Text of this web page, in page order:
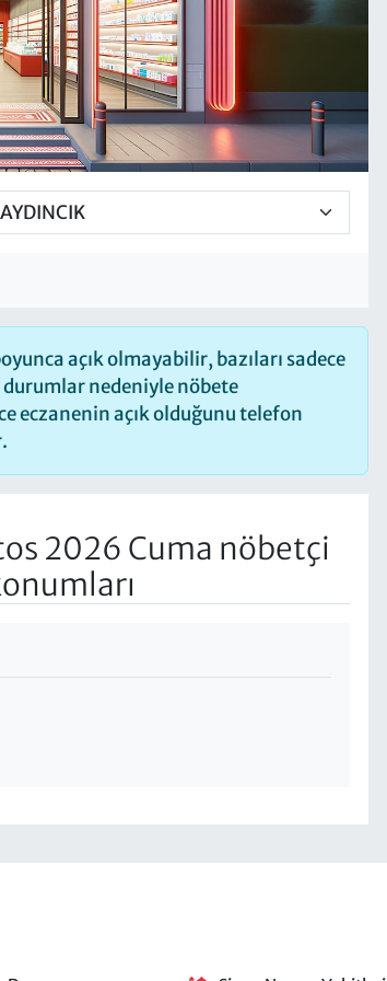
açık olmayabilir, bazıları sadece
nedeniyle nöbete
eczanenin açık olduğunu telefon
2026 Cuma nöbetçi